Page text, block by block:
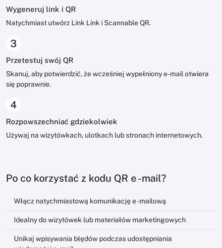
Wygeneruj link i QR
Natychmiast utwórz Link Link i Scannable QR.
3
Przetestuj swój QR
Skanuj, aby potwierdzić, że wcześniej wypełniony e-mail otwiera
się poprawnie.
4
Rozpowszechniać gdziekolwiek
Używaj na wizytówkach, ulotkach lub stronach internetowych.
Po co korzystać z kodu QR e -mail?
Włącz natychmiastową komunikację e -mailową
Idealny do wizytówek lub materiałów marketingowych
Unikaj wpisywania błędów podczas udostępniania